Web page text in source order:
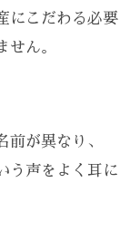
にこだわる必要
せん。
前が異なり、
う声をよく耳に